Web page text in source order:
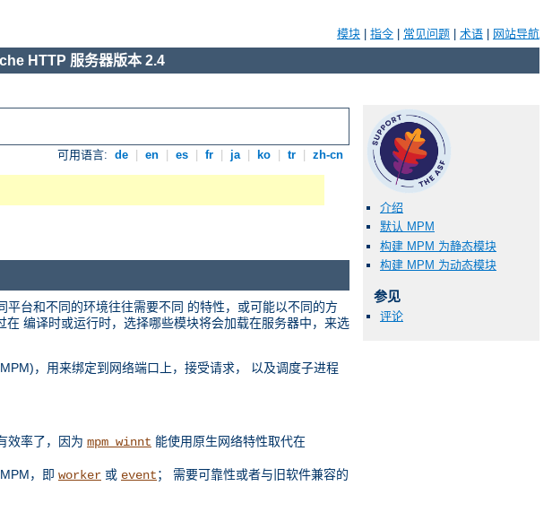
模块 指令 常见问题 术语 网站导航
HTTP 服务器版本 2.4
可用语言: de en es fr ja ko tr zh-cn
介绍
默认 MPM
构建 MPM 为静态模块
构建 MPM 为动态模块
参见
评论
台和不同的环境往往需要不同 的特性，或可能以不同的方
编译时或运行时，选择哪些模块将会加载在服务器中，来选
，用来绑定到网络端口上，接受请求， 以及调度子进程
效率了，因为 mpm_winnt 能使用原生网络特性取代在
，即 worker 或 event； 需要可靠性或者与旧软件兼容的